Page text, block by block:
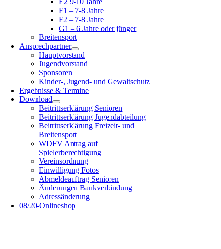
E2 9-10 Jahre
F1 – 7-8 Jahre
F2 – 7-8 Jahre
G1 – 6 Jahre oder jünger
Breitensport
Ansprechpartner
Hauptvorstand
Jugendvorstand
Sponsoren
Kinder-, Jugend- und Gewaltschutz
Ergebnisse & Termine
Download
Beitrittserklärung Senioren
Beitrittserklärung Jugendabteilung
Beitrittserklärung Freizeit- und
Breitensport
WDFV Antrag auf
Spielerberechtigung
Vereinsordnung
Einwilligung Fotos
Abmeldeauftrag Senioren
Änderungen Bankverbindung
Adressänderung
08/20-Onlineshop